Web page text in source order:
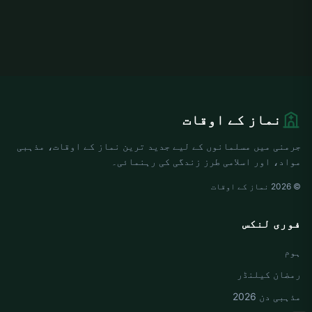
نماز کے اوقات
جرمنی میں مسلمانوں کے لیے جدید ترین نماز کے اوقات، مذہبی
مواد، اور اسلامی طرز زندگی کی رہنمائی۔
© 2026 نماز کے اوقات
فوری لنکس
ہوم
رمضان کیلنڈر
مذہبی دن 2026